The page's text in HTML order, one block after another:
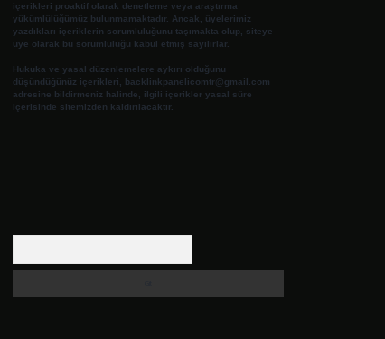
içerikleri proaktif olarak denetleme veya araştırma
yükümlülüğümüz bulunmamaktadır. Ancak, üyelerimiz
yazdıkları içeriklerin sorumluluğunu taşımakta olup, siteye
üye olarak bu sorumluluğu kabul etmiş sayılırlar.
Hukuka ve yasal düzenlemelere aykırı olduğunu
düşündüğünüz içerikleri,
backlinkpanelicomtr@gmail.com
adresine bildirmeniz halinde, ilgili içerikler yasal süre
içerisinde sitemizden kaldırılacaktır.